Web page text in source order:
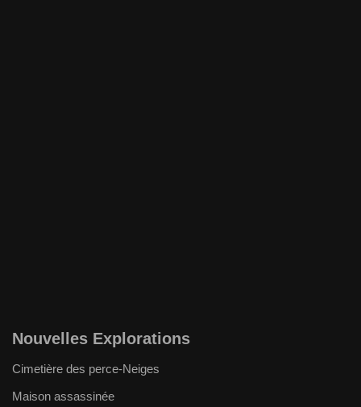
Nouvelles Explorations
Cimetière des perce-Neiges
Maison assassinée